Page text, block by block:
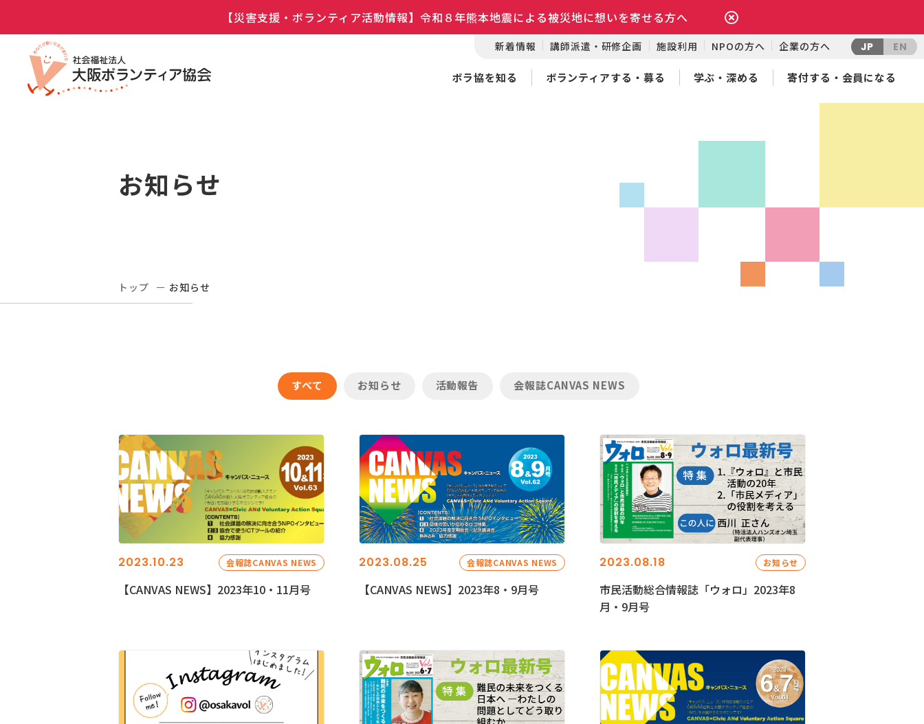
【災害支援・ボランティア活動情報】令和８年熊本地震による被災地に想いを寄せる方へ
新着情報 講師派遣・研修企画 施設利用 NPOの方へ 企業の方へ JP EN
ボラ協を知る ボランティアする・募る 学ぶ・深める 寄付する・会員になる
お知らせ
トップ お知らせ
すべて お知らせ 活動報告 会報誌CANVAS NEWS
2023.10.23 会報誌CANVAS NEWS
【CANVAS NEWS】2023年10・11月号
2023.08.25 会報誌CANVAS NEWS
【CANVAS NEWS】2023年8・9月号
2023.08.18 お知らせ
市民活動総合情報誌「ウォロ」2023年8
月・9月号